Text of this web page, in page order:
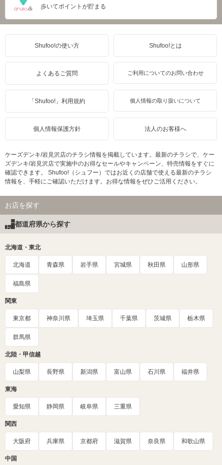
歩いてポイントが貯まる
Shufoo!の使い方 Shufoo!とは
よくあるご質問 ご利用についてのお問い合わせ
「Shufoo!」利用規約 個人情報の取り扱いについて
個人情報保護方針 法人のお客様へ
ケーズデンキ/岩見沢店のチラシ情報を掲載しています。最新のチラシで、ケー
ズデンキ/岩見沢店で実施中のお得なセールやキャンペーン、特売情報をすぐに
確認できます。 Shufoo!（シュフー）ではお近くの店舗で使える最新のチラシ
情報を、手軽にご確認いただけます。お得な情報をぜひご活用ください。
お店を探す
都道府県から探す
北海道・東北
北海道 青森県 岩手県 宮城県 秋田県 山形県
福島県
関東
東京都 神奈川県 埼玉県 千葉県 茨城県 栃木県
群馬県
北陸・甲信越
山梨県 長野県 新潟県 富山県 石川県 福井県
東海
愛知県 静岡県 岐阜県 三重県
関西
大阪府 兵庫県 京都府 滋賀県 奈良県 和歌山県
中国